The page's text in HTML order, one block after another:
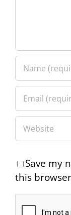
Save my
this